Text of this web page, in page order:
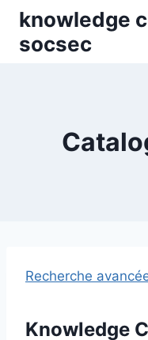
Skip
content
knowledge
socsec
Recherche
Knowledge